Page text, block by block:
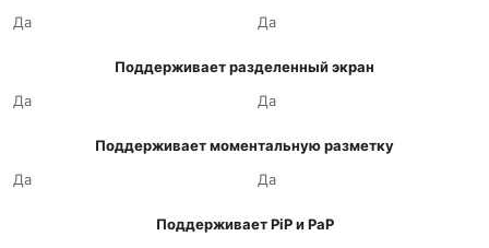
Да
Да
Поддерживает разделенный экран
Да
Да
Поддерживает моментальную разметку
Да
Да
Поддерживает PiP и PaP